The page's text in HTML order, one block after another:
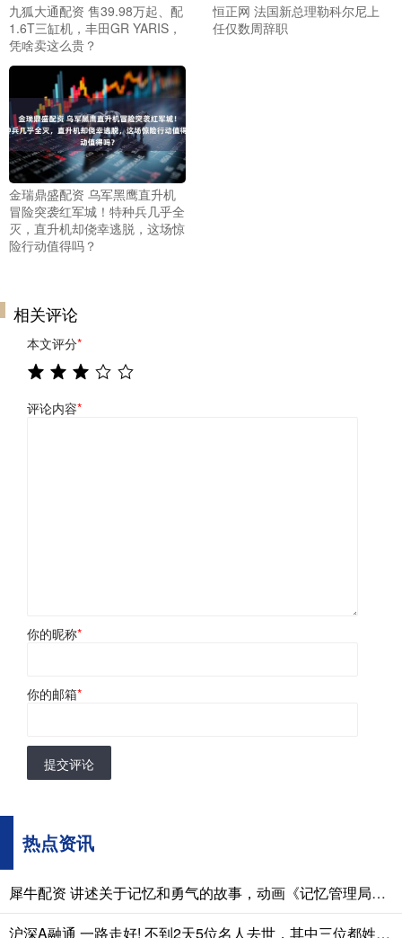
九狐大通配资 售39.98万起、配
1.6T三缸机，丰田GR YARIS，
凭啥卖这么贵？
恒正网 法国新总理勒科尔尼上
任仅数周辞职
金瑞鼎盛配资 乌军黑鹰直升机
冒险突袭红军城！特种兵几乎全
灭，直升机却侥幸逃脱，这场惊
险行动值得吗？
相关评论
本文评分*
评论内容*
你的昵称*
你的邮箱*
提交评论
热点资讯
犀牛配资 讲述关于记忆和勇气的故事，动画《记忆管理局》播出
沪深A融通 一路走好! 不到2天5位名人去世，其中三位都姓刘，最小的才61岁